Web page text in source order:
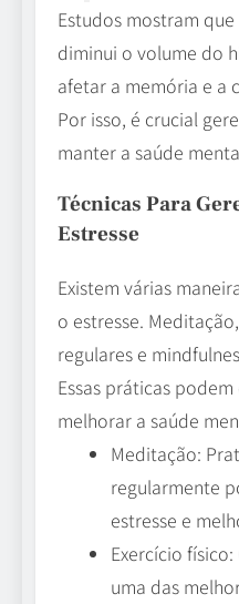
Estudos mostram
diminui o volume do
afetar a memória e a
Por isso, é crucial
manter a saúde
Técnicas Para
Estresse
Existem várias
o estresse.
regulares e
Essas práticas
melhorar a saúde
Meditação:
regularmente
estresse e
Exercício
uma das